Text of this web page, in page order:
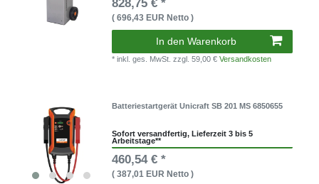
828,75 € *
( 696,43 EUR Netto )
In den Warenkorb
* inkl. ges. MwSt.zzgl. 59,00 €Versandkosten
Batteriestartgerät Unicraft SB 201 MS 6850655
Sofort versandfertig, Lieferzeit 3 bis 5
Arbeitstage**
460,54 € *
( 387,01 EUR Netto )